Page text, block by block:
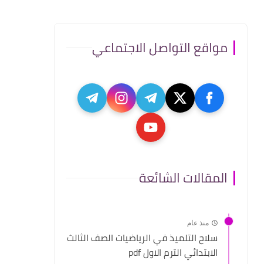
مواقع التواصل الاجتماعي
المقالات الشائعة
منذ عام
سلاح التلميذ في الرياضيات الصف الثالث
الابتدائي الترم الاول pdf